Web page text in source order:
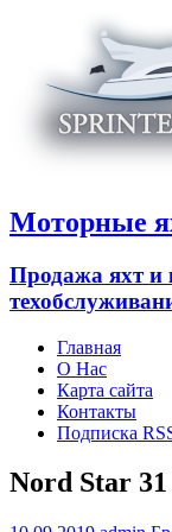
Моторные
Продажа яхт и
Главная
О Нас
Карта сайта
Контакты
Подписка
Nord Star